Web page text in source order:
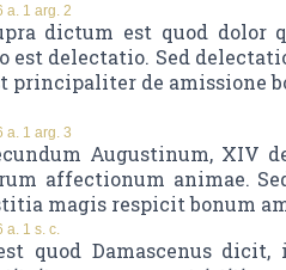
a. 1 arg. 2
dictum est quod
est delectatio. Sed
principaliter de amissione
a. 1 arg. 3
Augustinum, XIV
affectionum animae.
magis respicit bonum
a. 1 s. c.
quod Damascenus